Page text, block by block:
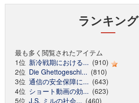
ランキング
最も多く閲覧されたアイテム
1位 新冷戦期における... (910)
2位 Die Ghettogeschi... (810)
3位 通信の安全保障に... (643)
4位 ショート動画の効... (623)
5位 J.S. ミルの社会... (460)